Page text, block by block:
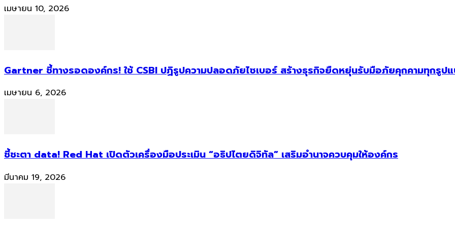
เมษายน 10, 2026
Gartner ชี้ทางรอดองค์กร! ใช้ CSBI ปฏิรูปความปลอดภัยไซเบอร์ สร้างธุรกิจยืดหยุ่นรับมือภัยคุกคามทุกรูป
เมษายน 6, 2026
ชี้ชะตา data! Red Hat เปิดตัวเครื่องมือประเมิน “อธิปไตยดิจิทัล” เสริมอำนาจควบคุมให้องค์กร
มีนาคม 19, 2026